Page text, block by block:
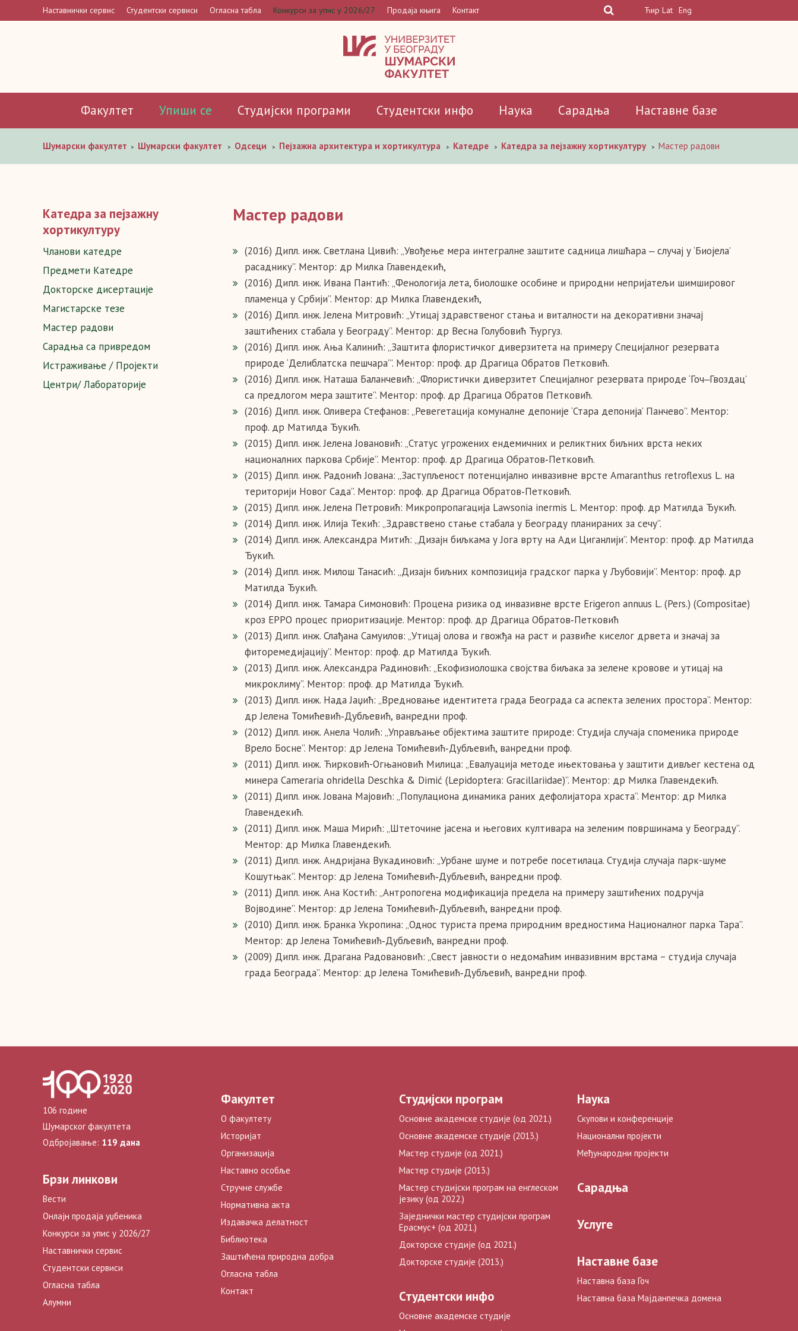
Наставнички сервис Студентски сервиси Огласна табла Конкурси за упис у 2026/27 Продаја књига Контакт Ћир Lat Eng
Факултет Упиши се Студијски програми Студентски инфо Наука Сарадња Наставне базе
Шумaрски факултет > Шумарски факултет > Одсеци > Пејзажна архитектура и хортикултура > Катедре > Катедра за пејзажну хортикултуру > Мастер радови
Катедра за пејзажну
хортикултуру
Чланови катедре
Предмети Катедре
Докторске дисертације
Магистарске тезе
Мастер радови
Сарадња са привредом
Истраживање / Пројекти
Центри/ Лабораторије
Мастер радови
(2016) Дипл. инж. Светлана Цивић: „Увођење мера интегралне заштите садница лишћара ‒ случај у ‘Биојела’
расаднику”. Ментор: др Милка Главендекић,
(2016) Дипл. инж. Ивана Пантић: „Фенологија лета, биолошке особине и природни непријатељи шимшировог
пламенца у Србији”. Ментор: др Милка Главендекић,
(2016) Дипл. инж. Јелена Митровић: „Утицај здравственог стања и виталности на декоративни значај
заштићених стабала у Београду”. Ментор: др Весна Голубовић Ћургуз.
(2016) Дипл. инж. Ања Калинић: „Заштита флористичког диверзитета на примеру Специјалног резервата
природе ‘Делиблатска пешчара’”. Ментор: проф. др Драгица Обратов Петковић.
(2016) Дипл. инж. Наташа Баланчевић: „Флористички диверзитет Специјалног резервата природе ‘Гоч‒Гвоздац’
са предлогом мера заштите”. Ментор: проф. др Драгица Обратов Петковић.
(2016) Дипл. инж. Оливера Стефанов: „Ревегетација комуналне депоније ‘Стара депонија’ Панчево”. Ментор:
проф. др Матилда Ђукић.
(2015) Дипл. инж. Јелена Јовановић: „Статус угрожених ендемичних и реликтних биљних врста неких
националних паркова Србије”. Ментор: проф. др Драгица Обратов‑Петковић.
(2015) Дипл. инж. Радонић Јована: „Заступљеност потенцијално инвазивне врсте Amaranthus retroflexus L. на
територији Новог Сада”. Ментор: проф. др Драгица Обратов‑Петковић.
(2015) Дипл. инж. Јелена Петровић: Микропропагација Lawsonia inermis L. Ментор: проф. др Матилда Ђукић.
(2014) Дипл. инж. Илија Текић: „Здравствено стање стабала у Београду планираних за сечу”.
(2014) Дипл. инж. Александра Митић: „Дизајн биљкама у Јога врту на Ади Циганлији”. Ментор: проф. др Матилда
Ђукић.
(2014) Дипл. инж. Милош Танасић: „Дизајн биљних композиција градског парка у Љубовији”. Ментор: проф. др
Матилда Ђукић.
(2014) Дипл. инж. Тамара Симоновић: Процена ризика од инвазивне врсте Erigeron annuus L. (Pers.) (Compositae)
кроз EPPO процес приоритизације. Ментор: проф. др Драгица Обратов‑Петковић
(2013) Дипл. инж. Слађана Самуилов: „Утицај олова и гвожђа на раст и развиће киселог дрвета и значај за
фиторемедијацију”. Ментор: проф. др Матилда Ђукић.
(2013) Дипл. инж. Александра Радиновић: „Екофизиолошка својства биљака за зелене кровове и утицај на
микроклиму”. Ментор: проф. др Матилда Ђукић.
(2013) Дипл. инж. Нада Јаџић: „Вредновање идентитета града Београда са аспекта зелених простора”. Ментор:
др Јелена Томићевић‑Дубљевић, ванредни проф.
(2012) Дипл. инж. Анела Чолић: „Управљање објектима заштите природе: Студија случаја споменика природе
Врело Босне”. Ментор: др Јелена Томићевић‑Дубљевић, ванредни проф.
(2011) Дипл. инж. Ћирковић-Огњановић Милица: „Евалуација методе ињектовања у заштити дивљег кестена од
минера Cameraria ohridella Deschka & Dimić (Lepidoptera: Gracillariidae)”. Ментор: др Милка Главендекић.
(2011) Дипл. инж. Јована Mајовић: „Популациона динамика раних дефолијатора храста”. Ментор: др Милка
Главендекић.
(2011) Дипл. инж. Маша Мирић: „Штеточине јасена и његових култивара на зеленим површинама у Београду”.
Ментор: др Милка Главендекић.
(2011) Дипл. инж. Андријана Вукадиновић: „Урбане шуме и потребе посетилаца. Студија случаја парк-шуме
Кошутњак”. Ментор: др Јелена Томићевић‑Дубљевић, ванредни проф.
(2011) Дипл. инж. Ана Костић: „Антропогена модификација предела на примеру заштићених подручја
Војводине”. Ментор: др Јелена Томићевић‑Дубљевић, ванредни проф.
(2010) Дипл. инж. Бранка Укропина: „Однос туриста према природним вредностима Националног парка Тара”.
Ментор: др Јелена Томићевић‑Дубљевић, ванредни проф.
(2009) Дипл. инж. Драгана Радовановић: „Свест јавности о недомаћим инвазивним врстама – студија случаја
града Београда”. Ментор: др Јелена Томићевић‑Дубљевић, ванредни проф.
106 године
Шумарског факултета
Одбројавање: 119 дана
Брзи линкови
Вести
Онлајн продаја уџбеника
Конкурси за упис у 2026/27
Наставнички сервис
Студентски сервиси
Огласна табла
Алумни
Факултет
О факултету
Историјат
Организација
Наставно особље
Стручне службе
Нормативна акта
Издавачка делатност
Библиотека
Заштићена природна добра
Огласна табла
Контакт
Студијски програм
Основне академске студије (од 2021.)
Основне академске студије (2013.)
Мастер студије (од 2021.)
Мастер студије (2013.)
Мастер студијски програм на енглеском
језику (од 2022.)
Заједнички мастер студијски програм
Ерасмус+ (од 2021.)
Докторске студије (од 2021.)
Докторске студије (2013.)
Студентски инфо
Основне академске студије
Наука
Скупови и конференције
Национални пројекти
Међународни пројекти
Сарадња
Услуге
Наставне базе
Наставна база Гоч
Наставна база Мајданпечка домена